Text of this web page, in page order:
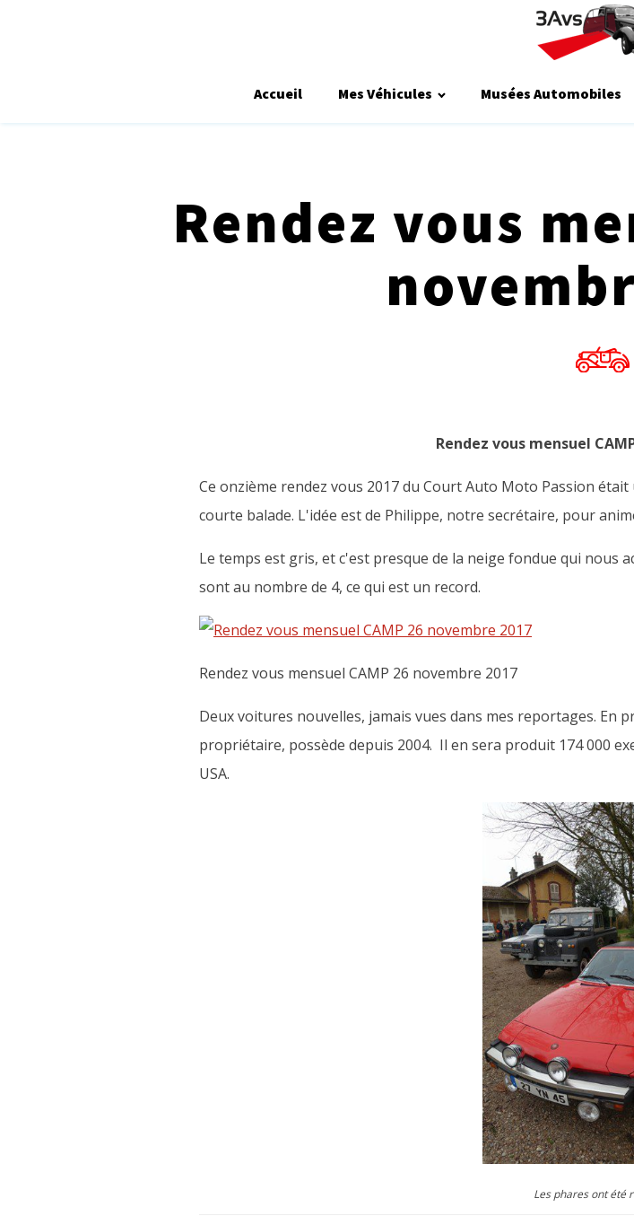
Accueil Mes Véhicules Musées Automobiles
Rendez vous
Rendez vous mensuel
Ce onzième rendez vous 2017 du Court Auto Moto Passion
courte balade. L'idée est de Philippe, notre secrétaire, pour
Le temps est gris, et c'est presque de la neige fondue qui nous
sont au nombre de 4, ce qui est un record.
Rendez vous mensuel CAMP 26 novembre 2017
Deux voitures nouvelles, jamais vues dans mes reportages. En
propriétaire, possède depuis 2004. Il en sera produit 174 000
USA.
Les phares ont été